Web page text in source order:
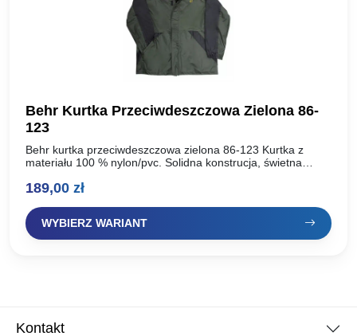
Behr Kurtka Przeciwdeszczowa Zielona 86-
123
Behr kurtka przeciwdeszczowa zielona 86-123 Kurtka z
materiału 100 % nylon/pvc. Solidna konstrucja, świetna
pozwala nam zrobić wszystko…
189,00 zł
WYBIERZ WARIANT
Kontakt